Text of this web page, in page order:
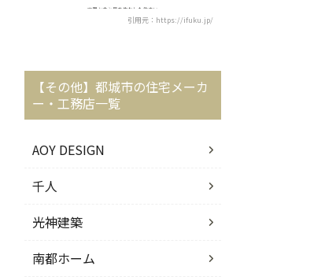
引用元：https://ifuku.jp/
【その他】都城市の住宅メーカ
ー・工務店一覧
AOY DESIGN
千人
光神建築
南都ホーム